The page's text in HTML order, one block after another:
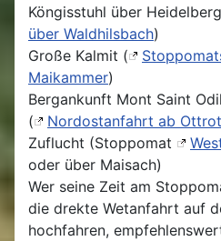
Köngisstuhl über
über Waldhilsbach)
Große Kalmit (
Maikammer)
Bergankunft Mont Saint
(
Nordostanfahrt ab
Zuflucht (Stoppomat
oder über Maisach)
Wer seine Zeit am
die drekte Wetanfahrt auf
hochfahren,